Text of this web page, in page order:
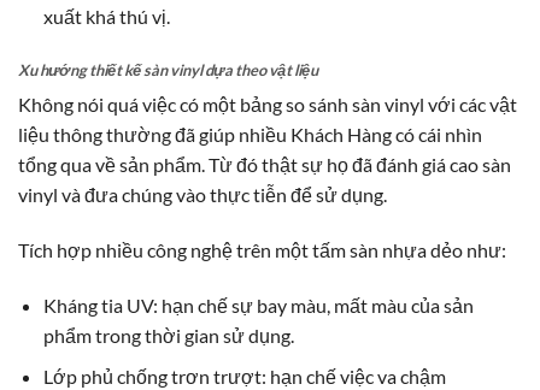
xuất khá thú vị.
Xu hướng thiết kế sàn vinyl dựa theo vật liệu
Không nói quá việc có một bảng so sánh sàn vinyl với các vật
liệu thông thường đã giúp nhiều Khách Hàng có cái nhìn
tổng qua về sản phẩm. Từ đó thật sự họ đã đánh giá cao sàn
vinyl và đưa chúng vào thực tiễn để sử dụng.
Tích hợp nhiều công nghệ trên một tấm sàn nhựa dẻo như:
Kháng tia UV: hạn chế sự bay màu, mất màu của sản
phẩm trong thời gian sử dụng.
Lớp phủ chống trơn trượt: hạn chế việc va chậm